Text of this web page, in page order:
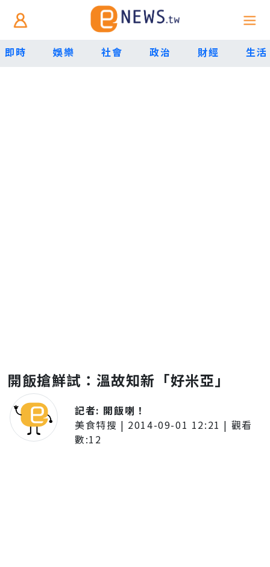
即時 娛樂 社會 政治 財經 生活
開飯搶鮮試：溫故知新「好米亞」
記者: 開飯喇！
美食特搜 | 2014-09-01 12:21 | 觀看
數:12